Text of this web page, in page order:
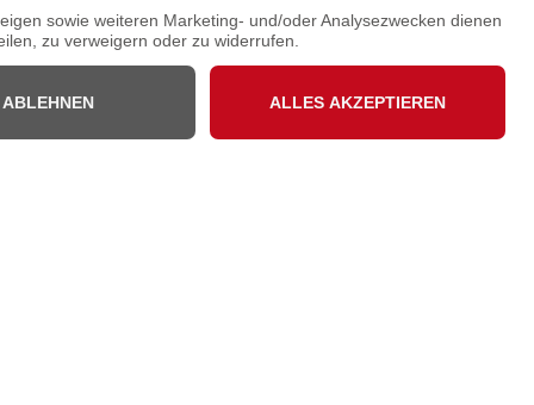
Sound – Vorbereitet